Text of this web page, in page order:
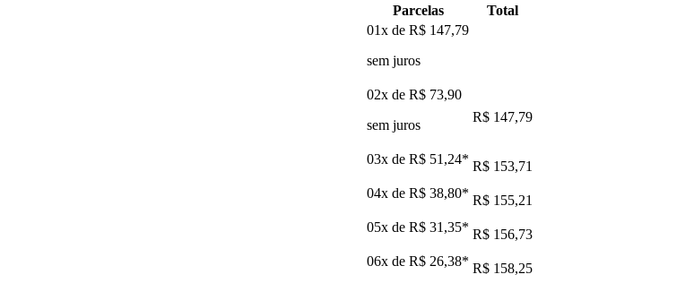
Parcelas
Total
01x de R$ 147,79
sem juros
02x de R$ 73,90
sem juros
R$ 147,79
03x de R$ 51,24* R$ 153,71
04x de R$ 38,80* R$ 155,21
05x de R$ 31,35* R$ 156,73
06x de R$ 26,38* R$ 158,25